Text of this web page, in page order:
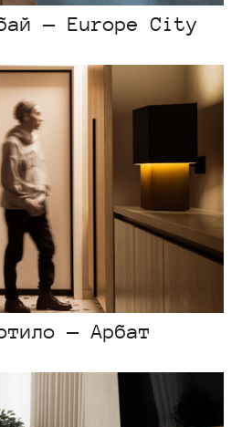
— Europe City
— Арбат